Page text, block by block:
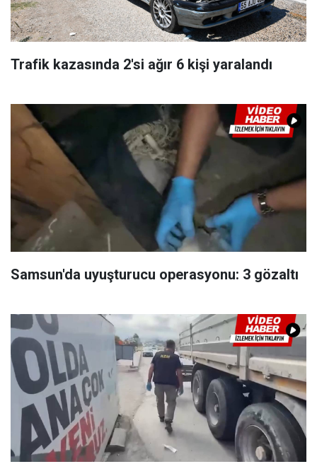
Trafik kazasında 2'si ağır 6 kişi yaralandı
Samsun'da uyuşturucu operasyonu: 3 gözaltı